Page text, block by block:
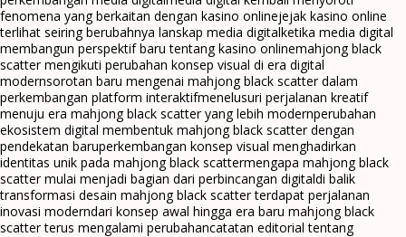
fenomena yang berkaitan dengan kasino onlinejejak kasino online
terlihat seiring berubahnya lanskap media digitalketika media digital
membangun perspektif baru tentang kasino onlinemahjong black
scatter mengikuti perubahan konsep visual di era digital
modernsorotan baru mengenai mahjong black scatter dalam
perkembangan platform interaktifmenelusuri perjalanan kreatif
menuju era mahjong black scatter yang lebih modernperubahan
ekosistem digital membentuk mahjong black scatter dengan
pendekatan baruperkembangan konsep visual menghadirkan
identitas unik pada mahjong black scattermengapa mahjong black
scatter mulai menjadi bagian dari perbincangan digitaldi balik
transformasi desain mahjong black scatter terdapat perjalanan
inovasi moderndari konsep awal hingga era baru mahjong black
scatter terus mengalami perubahancatatan editorial tentang